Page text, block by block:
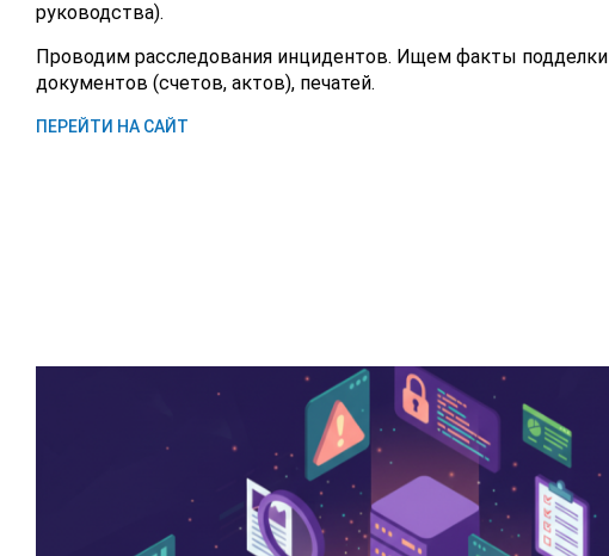
руководства).
Проводим расследования инцидентов. Ищем факты подделки
документов (счетов, актов), печатей.
ПЕРЕЙТИ НА САЙТ